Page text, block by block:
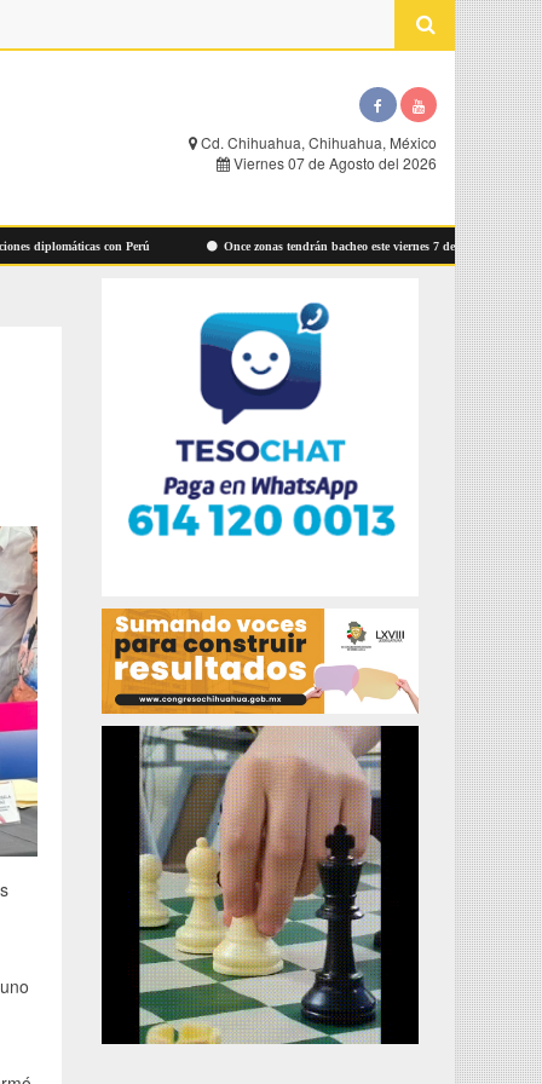
Cd. Chihuahua, Chihuahua, México
Viernes 07 de Agosto del 2026
con Perú Once zonas tendrán bacheo este viernes 7 de agosto: Municipio